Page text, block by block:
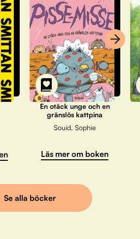
En otäck unge och en
gränslös kattpina
Souid, Sophie
Läs mer om boken
Se alla böcker